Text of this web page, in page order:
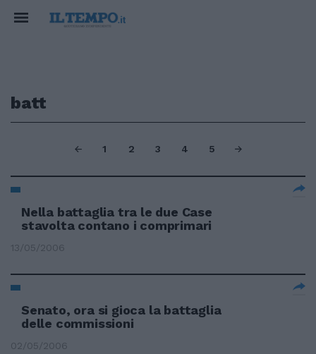
batt
1 2 3 4 5
Nella battaglia tra le due Case
stavolta contano i comprimari
13/05/2006
Senato, ora si gioca la battaglia
delle commissioni
02/05/2006